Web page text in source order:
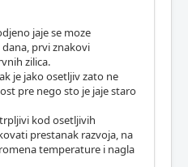
jaje se moze
prvi znakovi
zilica.
je jako osetljiv zato ne
pre nego sto je jaje staro
kod osetljivih
prestanak razvoja, na
temperature i nagla